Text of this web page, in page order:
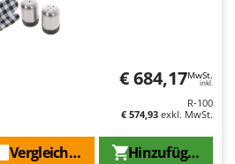
€ 684,17MwSt.
inkl.
R-100
€ 574,93 exkl. MwSt.
Hinzufügen
Vergleichen Sie